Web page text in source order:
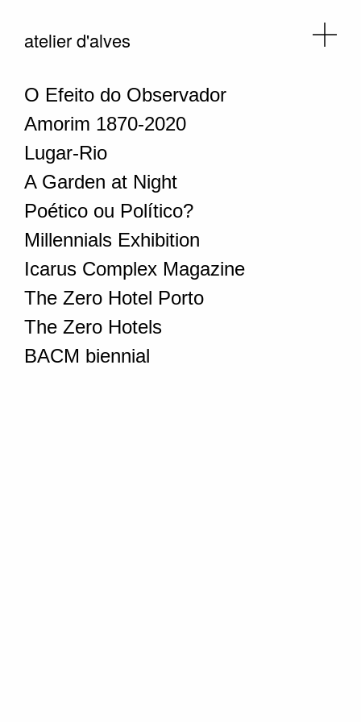
atelier d'alves
O Efeito do Observador
Amorim 1870-2020
Lugar-Rio
A Garden at Night
Poético ou Político?
Millennials Exhibition
Icarus Complex Magazine
The Zero Hotel Porto
The Zero Hotels
BACM biennial